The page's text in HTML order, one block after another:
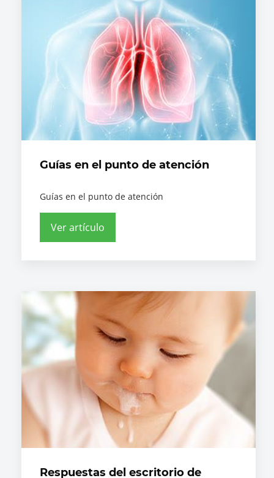
Guías en el punto de atención
Guías en el punto de atención
Ver artículo
Respuestas del escritorio de